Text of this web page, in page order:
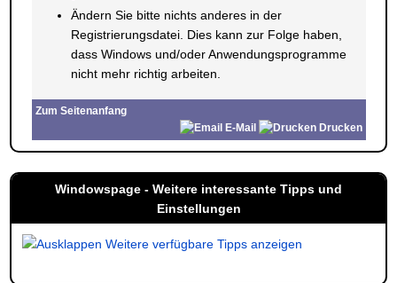
Ändern Sie bitte nichts anderes in der
Registrierungsdatei. Dies kann zur Folge haben,
dass Windows und/oder Anwendungsprogramme
nicht mehr richtig arbeiten.
Zum Seitenanfang
E-Mail
Drucken
Windowspage - Weitere interessante Tipps und
Einstellungen
Weitere verfügbare Tipps anzeigen